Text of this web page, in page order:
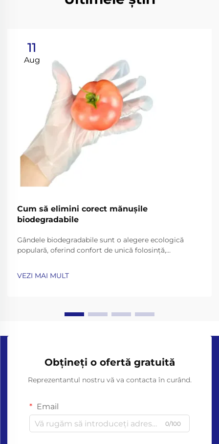
11
Aug
Cum să elimini corect mănușile
biodegradabile
Gândele biodegradabile sunt o alegere ecologică
populară, oferind confort de unică folosință,
numai dacă le eliminaţi corect...
VEZI MAI MULT
Obțineți o ofertă gratuită
Reprezentantul nostru vă va contacta în curând.
Email
0/100